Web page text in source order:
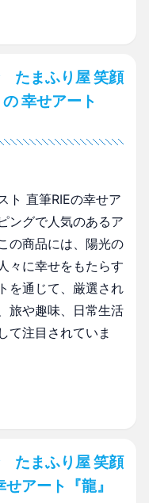
たまふり屋 笑顔
幸せアート
ト 直筆RIEの幸せア
ングで人気のあるア
の商品には、陽光の
々に幸せをもたらす
を通じて、厳選され
旅や趣味、日常生活
て注目されていま
たまふり屋 笑顔
アート『龍』